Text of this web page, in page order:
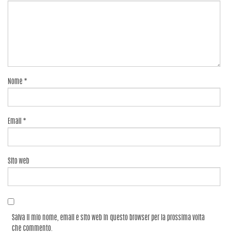
Nome *
Email *
Sito web
Salva il mio nome, email e sito web in questo browser per la prossima volta
che commento.